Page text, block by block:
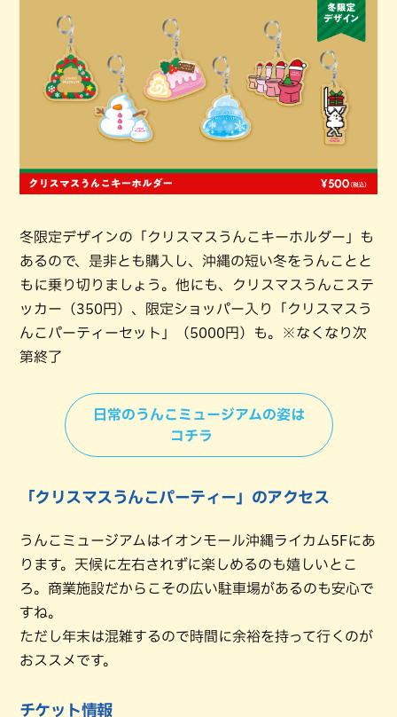
冬限定デザインの「クリスマスうんこキーホルダー」も
あるので、是非とも購入し、沖縄の短い冬をうんことと
もに乗り切りましょう。他にも、クリスマスうんこステ
ッカー（350円）、限定ショッパー入り「クリスマスう
んこパーティーセット」（5000円）も。※なくなり次
第終了
日常のうんこミュージアムの姿は
コチラ
「クリスマスうんこパーティー」のアクセス
うんこミュージアムはイオンモール沖縄ライカム5Fにあ
ります。天候に左右されずに楽しめるのも嬉しいとこ
ろ。商業施設だからこその広い駐車場があるのも安心で
すね。
ただし年末は混雑するので時間に余裕を持って行くのが
おススメです。
チケット情報